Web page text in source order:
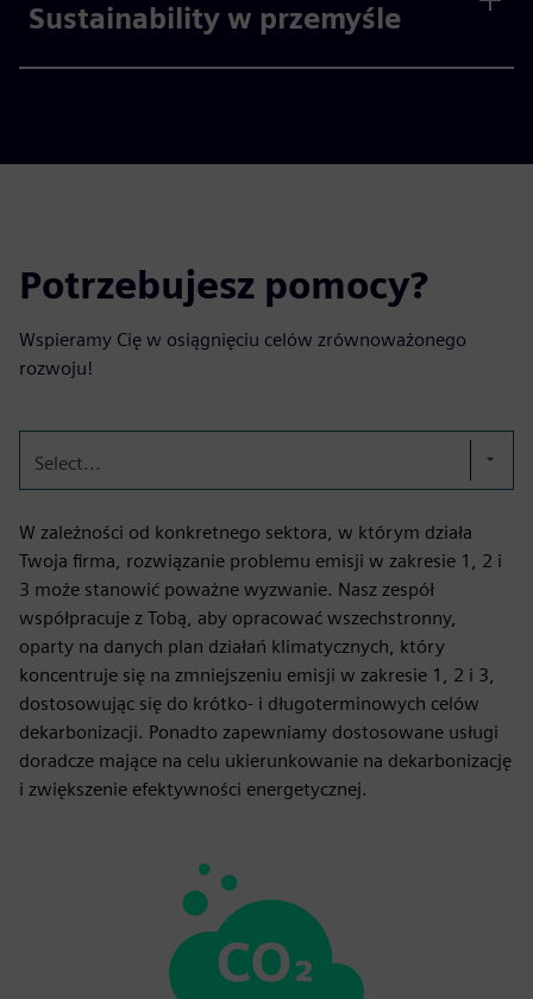
Sustainability w przemyśle
Potrzebujesz pomocy?
Wspieramy Cię w osiągnięciu celów zrównoważonego
rozwoju!
Select...
W zależności od konkretnego sektora, w którym działa
Twoja firma, rozwiązanie problemu emisji w zakresie 1, 2 i
3 może stanowić poważne wyzwanie. Nasz zespół
współpracuje z Tobą, aby opracować wszechstronny,
oparty na danych plan działań klimatycznych, który
koncentruje się na zmniejszeniu emisji w zakresie 1, 2 i 3,
dostosowując się do krótko- i długoterminowych celów
dekarbonizacji. Ponadto zapewniamy dostosowane usługi
doradcze mające na celu ukierunkowanie na dekarbonizację
i zwiększenie efektywności energetycznej.